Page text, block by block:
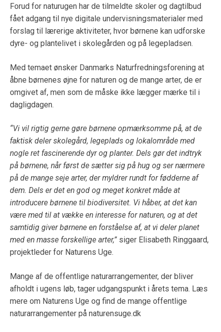
Forud for naturugen har de tilmeldte skoler og dagtilbud
fået adgang til nye digitale undervisningsmaterialer med
forslag til lærerige aktiviteter, hvor børnene kan udforske
dyre- og plantelivet i skolegården og på legepladsen.
Med temaet ønsker Danmarks Naturfredningsforening at
åbne børnenes øjne for naturen og de mange arter, de er
omgivet af, men som de måske ikke lægger mærke til i
dagligdagen.
“Vi vil rigtig gerne gøre børnene opmærksomme på, at de
faktisk deler skolegård, legeplads og lokalområde med
nogle ret fascinerende dyr og planter. Dels gør det indtryk
på børnene, når først de sætter sig på hug og ser nærmere
på de mange seje arter, der myldrer rundt for fødderne af
dem. Dels er det en god og meget konkret måde at
introducere børnene til biodiversitet. Vi håber, at det kan
være med til at vække en interesse for naturen, og at det
samtidig giver børnene en forståelse af, at vi deler planet
med en masse forskellige arter,” siger Elisabeth Ringgaard,
projektleder for Naturens Uge.
Mange af de offentlige naturarrangementer, der bliver
afholdt i ugens løb, tager udgangspunkt i årets tema. Læs
mere om Naturens Uge og find de mange offentlige
naturarrangementer på naturensuge.dk